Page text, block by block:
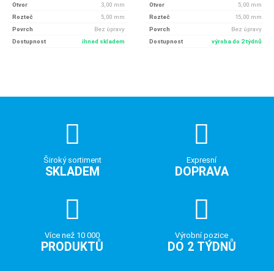
Otvor
3, 00 mm
Rozteč
5, 00 mm
Povrch
Bez úpravy
Dostupnost
ihned skladem
Otvor
5, 00 mm
Rozteč
15, 00 mm
Povrch
Bez úpravy
Dostupnost
výroba do 2 týdnů
Široký sortiment
SKLADEM
Expresní
DOPRAVA
Více než 10 000
PRODUKTŮ
Výrobní pozice
DO 2 TÝDNŮ